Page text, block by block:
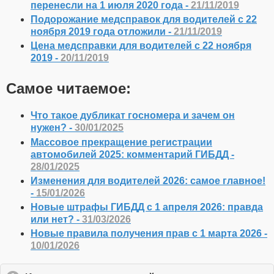
перенесли на 1 июля 2020 года - 21/11/2019
Подорожание медсправок для водителей с 22
ноября 2019 года отложили - 21/11/2019
Цена медсправки для водителей с 22 ноября
2019 - 20/11/2019
Самое читаемое:
Что такое дубликат госномера и зачем он
нужен? - 30/01/2025
Массовое прекращение регистрации
автомобилей 2025: комментарий ГИБДД -
28/01/2025
Изменения для водителей 2026: самое главное!
- 15/01/2026
Новые штрафы ГИБДД с 1 апреля 2026: правда
или нет? - 31/03/2026
Новые правила получения прав с 1 марта 2026 -
10/01/2026